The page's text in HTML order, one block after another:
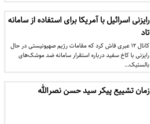
رایزنی اسرائیل با آمریکا برای استفاده از سامانه
تاد
کانال ۱۲ عبری فاش کرد که مقامات رژیم صهیونیستی در حال
رایزنی با کاخ سفید درباره استقرار سامانه ضد موشک‌های
بالستیک…
زمان تشییع پیکر سید حسن نصرالله